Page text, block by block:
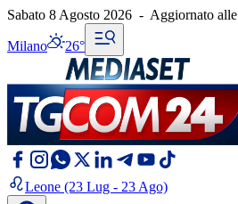
Sabato 8 Agosto 2026 - Aggiornato alle
Milano 26°
Leone (23 Lug - 23 Ago)